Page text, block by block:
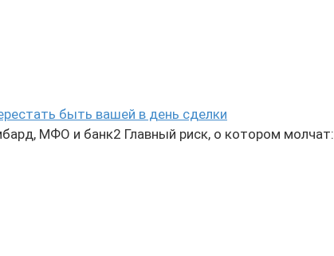
быть вашей в день сделки
МФО и банк2 Главный риск, о котором молчат: